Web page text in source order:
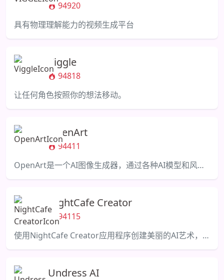
94920
具有物理理解能力的视频生成平台
Viggle
94818
让任何角色按照你的想法移动。
OpenArt
94411
OpenArt是一个AI图像生成器，通过各种AI模型和风格提升创造力和生产力。
NightCafe Creator
94115
使用NightCafe Creator应用程序创建美丽的AI艺术，并与充满活力的社区互动。
Undress AI